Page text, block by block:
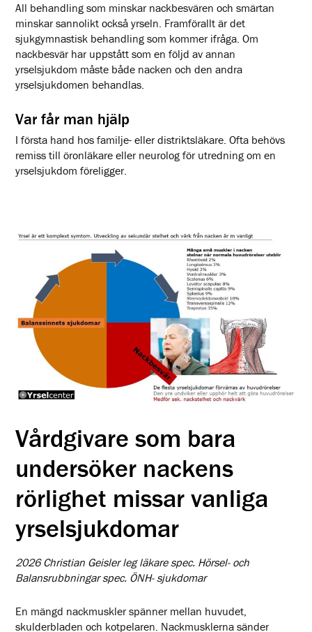
All behandling som minskar nackbesvären och smärtan
minskar sannolikt också yrseln. Framförallt är det
sjukgymnastisk behandling som kommer ifråga. Om
nackbesvär har uppstått som en följd av annan
yrselsjukdom måste både nacken och den andra
yrselsjukdomen behandlas.
Var får man hjälp
I första hand hos familje- eller distriktsläkare. Ofta behövs
remiss till öronläkare eller neurolog för utredning om en
yrselsjukdom föreligger.
Vårdgivare som bara
undersöker nackens
rörlighet missar vanliga
yrselsjukdomar
2026 Christian Geisler leg läkare spec. Hörsel- och
Balansrubbningar spec. ÖNH- sjukdomar
En mängd nackmuskler spänner mellan huvudet,
skulderbladen och kotpelaren. Nackmusklerna sänder